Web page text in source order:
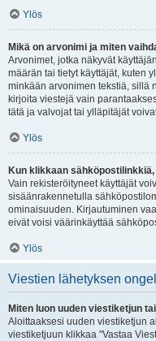
Ylös
Mikä on arvonimi ja miten
Arvonimet, jotka näkyvät
määrän tai tietyt käyttäjät, kuten
minkään arvonimen tekstiä, sillä
kirjoita viestejä vain
tätä ja valvojat tai ylläpitäjät
Ylös
Kun klikkaan
Vain rekisteröityneet käyttäjät
sisäänrakennetulla
ominaisuuden. Kirjautuminen
eivät voisi väärinkäyttää
Ylös
Viestien lähetyksen
Miten luon uuden viestiketjun
Aloittaaksesi uuden viestiketjun
viestiketjuun klikkaa "Vastaa